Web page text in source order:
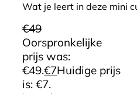
Wat je leert in deze mini
€49
Oorspronkelijke
prijs was:
€49.€7Huidige prijs
is: €7.